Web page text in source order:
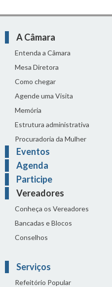
A Câmara
Entenda a Câmara
Mesa Diretora
Como chegar
Agende uma Visita
Memória
Estrutura administrativa
Procuradoria da Mulher
Eventos
Agenda
Participe
Vereadores
Conheça os Vereadores
Bancadas e Blocos
Conselhos
Serviços
Refeitório Popular